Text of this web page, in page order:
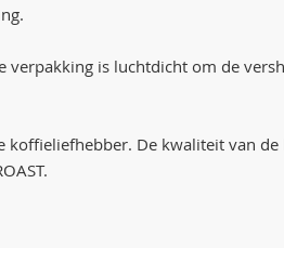
is luchtdicht om de
koffieliefhebber. De kwaliteit van